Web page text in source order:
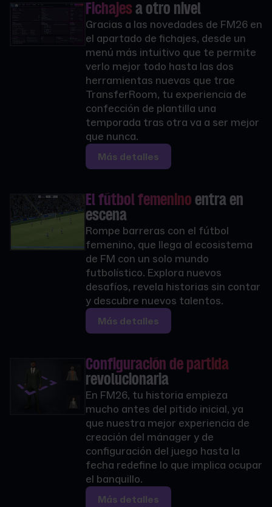
Fichajesa otro nivel
Gracias a las novedades de FM26 en
el apartado de fichajes, desde un
menú más intuitivo que te permite
verlo mejor todo hasta las dos
herramientas nuevas que trae
TransferRoom, tu experiencia de
confección de plantilla una
temporada tras otra va a ser mejor
que nunca.
Más detalles
El fútbol femenino entra en
escena
Rompe barreras con el fútbol
femenino, que llega al ecosistema
de FM con un solo mundo
futbolístico. Explora nuevos
desafíos, revela historias sin contar
y descubre nuevos talentos.
Más detalles
Configuración de partida
revolucionaria
En FM26, tu historia empieza
mucho antes del pitido inicial, ya
que nuestra mejor experiencia de
creación del mánager y de
configuración del juego hasta la
fecha redefine lo que implica ocupar
el banquillo.
Más detalles